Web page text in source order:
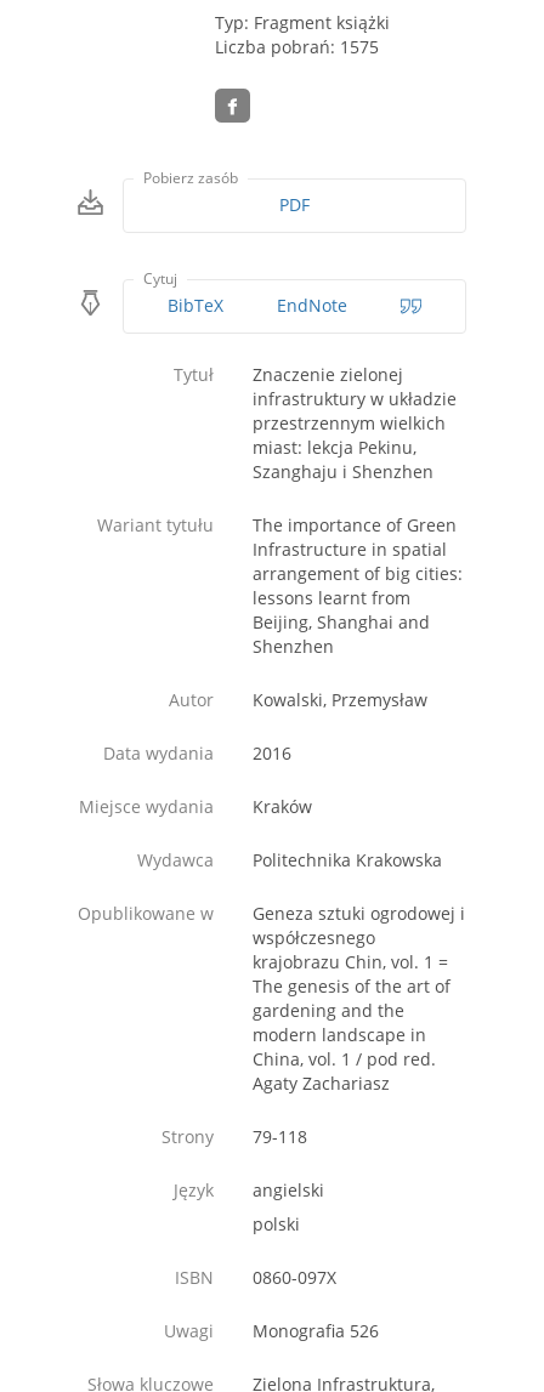
Typ: Fragment książki
Liczba pobrań: 1575
Pobierz zasób
PDF
Cytuj
BibTeX EndNote
Tytuł
Znaczenie zielonej
infrastruktury w układzie
przestrzennym wielkich
miast: lekcja Pekinu,
Szanghaju i Shenzhen
Wariant tytułu
The importance of Green
Infrastructure in spatial
arrangement of big cities:
lessons learnt from
Beijing, Shanghai and
Shenzhen
Autor Kowalski, Przemysław
Data wydania 2016
Miejsce wydania Kraków
Wydawca Politechnika Krakowska
Opublikowane w
Geneza sztuki ogrodowej i
współczesnego
krajobrazu Chin, vol. 1 =
The genesis of the art of
gardening and the
modern landscape in
China, vol. 1 / pod red.
Agaty Zachariasz
Strony 79-118
Język
angielski
polski
ISBN 0860-097X
Uwagi Monografia 526
Słowa kluczowe Zielona Infrastruktura,